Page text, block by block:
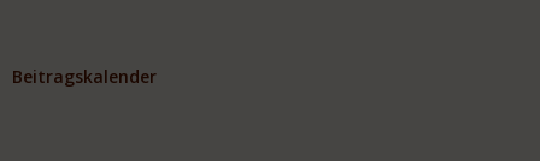
Beitragskalender